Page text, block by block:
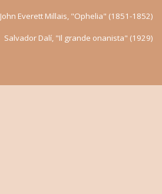
John Everett Millais, "Ophelia" (1851-1852)
Salvador Dalí, "Il grande onanista" (1929)